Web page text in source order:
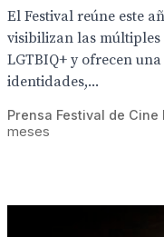
El Festival reúne este
visibilizan las
LGTBIQ+ y ofrecen
identidades,...
Prensa Festival de Cine
meses